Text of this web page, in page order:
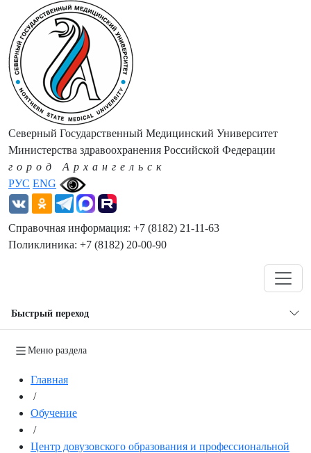
РУС ENG
Северный Государственный Медицинский Университет
Министерства здравоохранения Российской Федерации
город Архангельск
Справочная информация: +7 (8182) 21-11-63
Поликлиника: +7 (8182) 20-00-90
Быстрый переход
Меню раздела
Главная
/
Обучение
/
Центр довузовского образования и профессиональной